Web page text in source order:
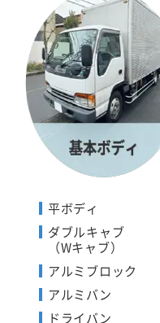
平ボディ
ダブルキャブ
（Wキャブ）
アルミブロック
アルミバン
ドライバン